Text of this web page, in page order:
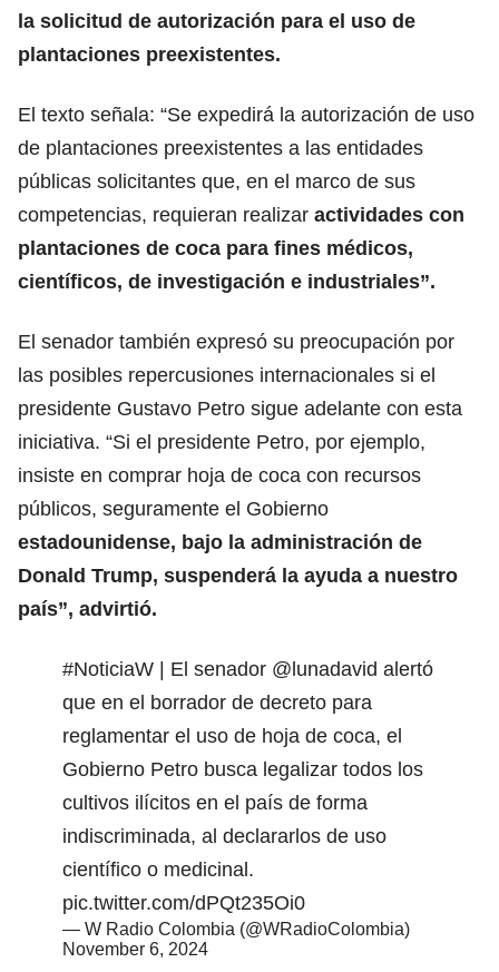
la solicitud de autorización para el uso de
plantaciones preexistentes.
El texto señala: “Se expedirá la autorización de uso
de plantaciones preexistentes a las entidades
públicas solicitantes que, en el marco de sus
competencias, requieran realizar actividades con
plantaciones de coca para fines médicos,
científicos, de investigación e industriales”.
El senador también expresó su preocupación por
las posibles repercusiones internacionales si el
presidente Gustavo Petro sigue adelante con esta
iniciativa. “Si el presidente Petro, por ejemplo,
insiste en comprar hoja de coca con recursos
públicos, seguramente el Gobierno
estadounidense, bajo la administración de
Donald Trump, suspenderá la ayuda a nuestro
país”, advirtió.
#NoticiaW | El senador @lunadavid alertó
que en el borrador de decreto para
reglamentar el uso de hoja de coca, el
Gobierno Petro busca legalizar todos los
cultivos ilícitos en el país de forma
indiscriminada, al declararlos de uso
científico o medicinal.
pic.twitter.com/dPQt235Oi0
— W Radio Colombia (@WRadioColombia)
November 6, 2024